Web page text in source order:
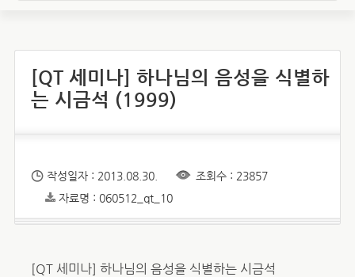
[QT 세미나] 하나님의 음성을 식별하
는 시금석 (1999)
작성일자 : 2013.08.30.
조회수 : 23857
자료명 : 060512_qt_10
[QT 세미나] 하나님의 음성을 식별하는 시금석